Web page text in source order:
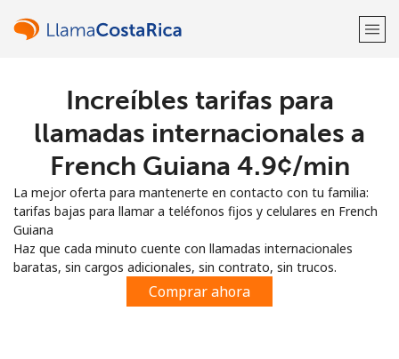
¡Bienvenido!
Regístrate con
o
Increíbles tarifas para
llamadas internacionales a
French Guiana ⁦4.9¢⁩/min
La mejor oferta para mantenerte en contacto con tu familia:
tarifas bajas para llamar a teléfonos fijos y celulares en French
Guiana
Haz que cada minuto cuente con llamadas internacionales
baratas, sin cargos adicionales, sin contrato, sin trucos.
Comprar ahora